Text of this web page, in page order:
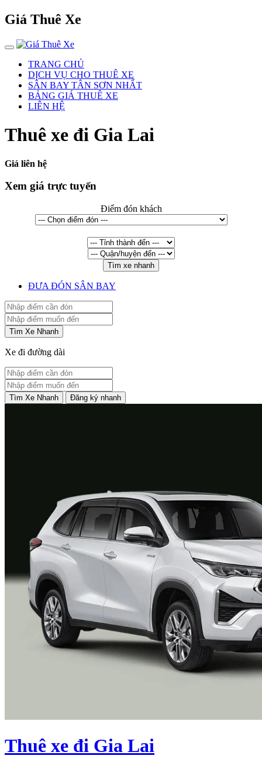
Giá Thuê Xe
TRANG CHỦ
DỊCH VỤ CHO THUÊ XE
SÂN BAY TÂN SƠN NHẤT
BẢNG GIÁ THUÊ XE
LIÊN HỆ
Thuê xe đi Gia Lai
Giá liên hệ
Xem giá trực tuyến
Điểm đón khách
Tìm xe nhanh
ĐƯA ĐÓN SÂN BAY
Tìm Xe Nhanh
Xe đi đường dài
Tìm Xe Nhanh Đăng ký nhanh
Thuê xe đi Gia Lai